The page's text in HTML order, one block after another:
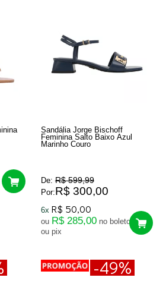
Sandália Jorge Bischoff
Feminina Salto Baixo Azul
Marinho Couro
De: R$ 599,99
Por:R$ 300,00
6x R$ 50,00
ou R$ 285,00 no boleto
ou pix
-49%